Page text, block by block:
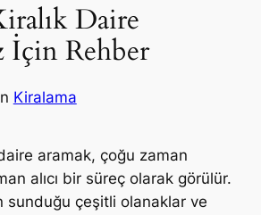
Daire
İçin Rehber
Kiralama
aramak, çoğu zaman
alıcı bir süreç olarak görülür.
sunduğu çeşitli olanaklar ve